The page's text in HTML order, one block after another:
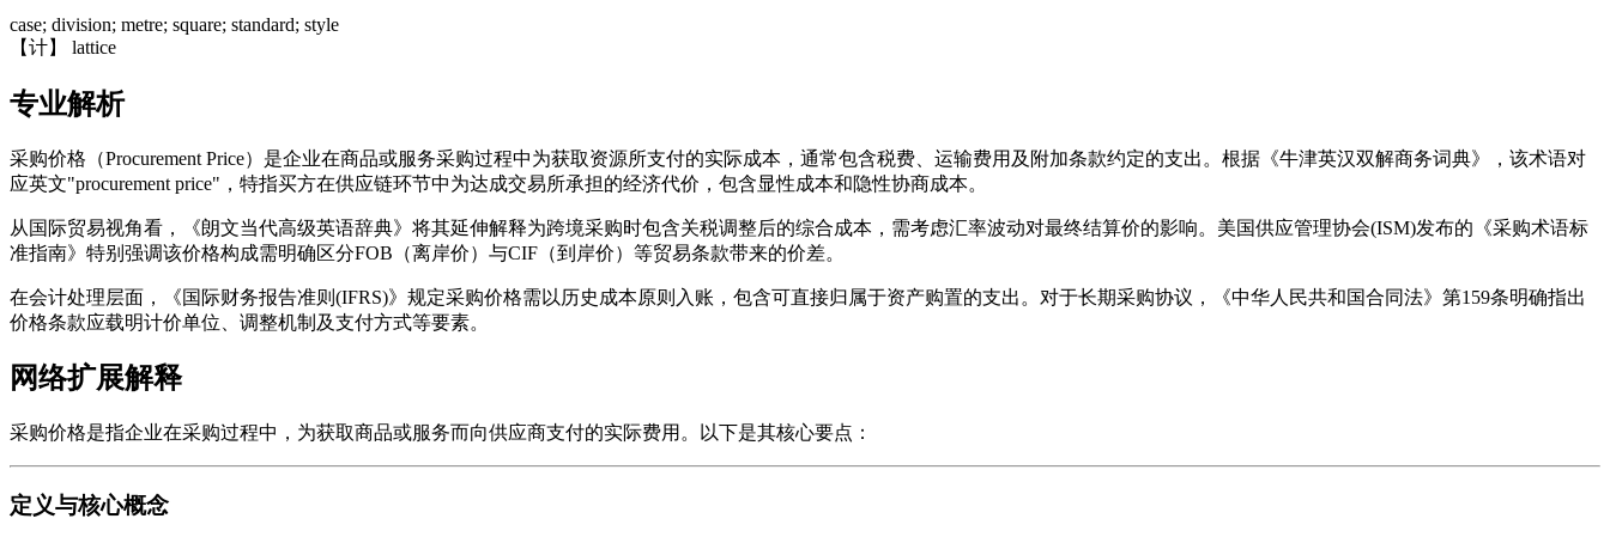
case; division; metre; square; standard; style
【计】 lattice
专业解析
采购价格（Procurement Price）是企业在商品或服务采购过程中为获取资源所支付的实际成本，通常包含税费、运输费用及附加条款约定的支出。根据《牛津英汉双解商务词典》，该术语对
应英文"procurement price"，特指买方在供应链环节中为达成交易所承担的经济代价，包含显性成本和隐性协商成本。
从国际贸易视角看，《朗文当代高级英语辞典》将其延伸解释为跨境采购时包含关税调整后的综合成本，需考虑汇率波动对最终结算价的影响。美国供应管理协会(ISM)发布的《采购术语标
准指南》特别强调该价格构成需明确区分FOB（离岸价）与CIF（到岸价）等贸易条款带来的价差。
在会计处理层面，《国际财务报告准则(IFRS)》规定采购价格需以历史成本原则入账，包含可直接归属于资产购置的支出。对于长期采购协议，《中华人民共和国合同法》第159条明确指出
价格条款应载明计价单位、调整机制及支付方式等要素。
网络扩展解释
采购价格是指企业在采购过程中，为获取商品或服务而向供应商支付的实际费用。以下是其核心要点：
定义与核心概念